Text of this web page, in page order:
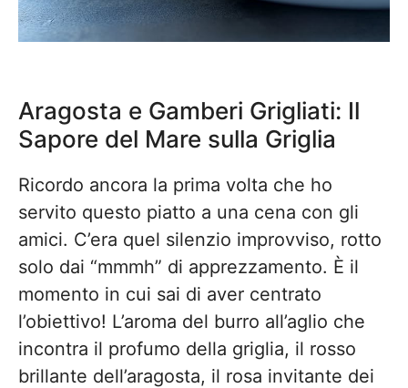
Aragosta e Gamberi Grigliati: Il
Sapore del Mare sulla Griglia
Ricordo ancora la prima volta che ho
servito questo piatto a una cena con gli
amici. C’era quel silenzio improvviso, rotto
solo dai “mmmh” di apprezzamento. È il
momento in cui sai di aver centrato
l’obiettivo! L’aroma del burro all’aglio che
incontra il profumo della griglia, il rosso
brillante dell’aragosta, il rosa invitante dei